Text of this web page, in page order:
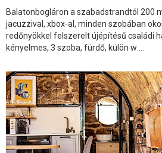
Balatonbogláron a szabadstrandtól 200
jacuzzival, xbox-al, minden szobában
redőnyökkel felszerelt újépítésű családi
kényelmes, 3 szoba, fürdő, külön w ...